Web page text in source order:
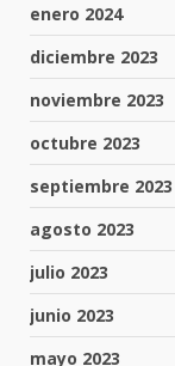
enero 2024
diciembre 2023
noviembre 2023
octubre 2023
septiembre 2023
agosto 2023
julio 2023
junio 2023
mayo 2023